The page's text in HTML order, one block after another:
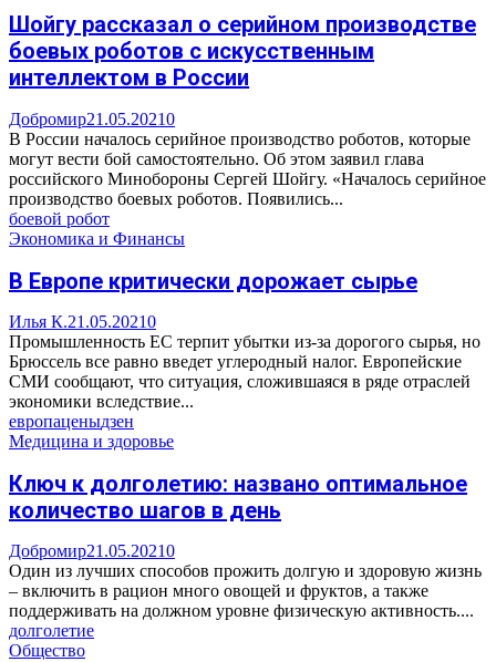
Шойгу рассказал о серийном производстве
боевых роботов с искусственным
интеллектом в России
Добромир21.05.20210
В России началось серийное производство роботов, которые
могут вести бой самостоятельно. Об этом заявил глава
российского Минобороны Сергей Шойгу. «Началось серийное
производство боевых роботов. Появились...
боевой робот
Экономика и Финансы
В Европе критически дорожает сырье
Илья К.21.05.20210
Промышленность ЕС терпит убытки из-за дорогого сырья, но
Брюссель все равно введет углеродный налог. Европейские
СМИ сообщают, что ситуация, сложившаяся в ряде отраслей
экономики вследствие...
европаценыдзен
Медицина и здоровье
Ключ к долголетию: названо оптимальное
количество шагов в день
Добромир21.05.20210
Один из лучших способов прожить долгую и здоровую жизнь
– включить в рацион много овощей и фруктов, а также
поддерживать на должном уровне физическую активность....
долголетие
Общество